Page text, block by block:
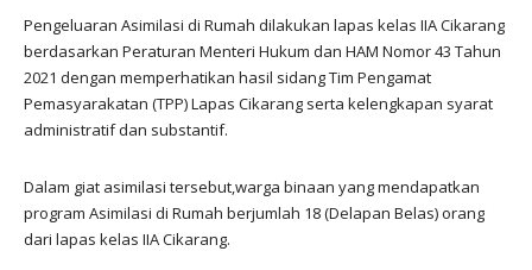
Pengeluaran Asimilasi di Rumah dilakukan lapas kelas IIA Cikarang
berdasarkan Peraturan Menteri Hukum dan HAM Nomor 43 Tahun
2021 dengan memperhatikan hasil sidang Tim Pengamat
Pemasyarakatan (TPP) Lapas Cikarang serta kelengkapan syarat
administratif dan substantif.
Dalam giat asimilasi tersebut,warga binaan yang mendapatkan
program Asimilasi di Rumah berjumlah 18 (Delapan Belas) orang
dari lapas kelas IIA Cikarang.